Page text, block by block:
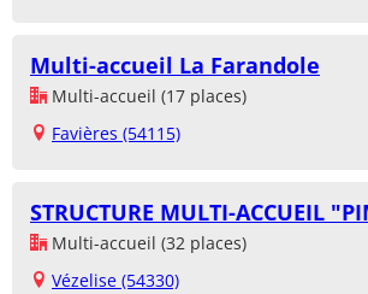
Multi-accueil La Farandole
Multi-accueil (17 places)
Favières (54115)
STRUCTURE MULTI-ACCUEIL
Multi-accueil (32 places)
Vézelise (54330)